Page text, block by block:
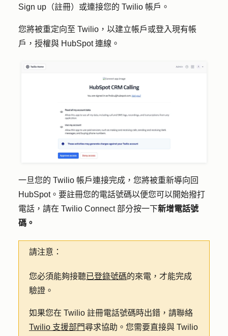
Sign up（註冊）或連接您的 Twilio 帳戶 。
您將被重定向至 Twilio，以建立帳戶或登入現有帳
戶，授權與 HubSpot 連線。
一旦您的 Twilio 帳戶連接完成，您將被重新導向回
HubSpot。要註冊您的電話號碼以便您可以開始撥打
電話，請在 Twilio Connect 部分按一下新增電話號
碼。
請注意：
您必須能夠接聽已登錄號碼的來電，才能完成
驗證。
如果您在 Twilio 註冊電話號碼時出錯，請聯絡
Twilio 支援部門尋求協助。您需要直接與 Twilio